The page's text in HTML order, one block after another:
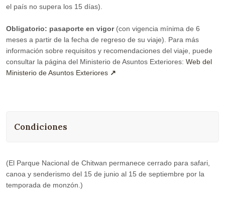
el país no supera los 15 días).
Obligatorio: pasaporte en vigor (con vigencia mínima de 6
meses a partir de la fecha de regreso de su viaje). Para más
información sobre requisitos y recomendaciones del viaje, puede
consultar la página del Ministerio de Asuntos Exteriores: Web del
Ministerio de Asuntos Exteriores
Condiciones
(El Parque Nacional de Chitwan permanece cerrado para safari,
canoa y senderismo del 15 de junio al 15 de septiembre por la
temporada de monzón.)